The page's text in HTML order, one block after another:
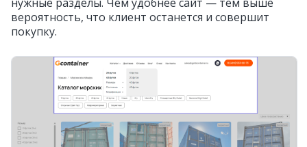
вероятность, что клиент останется и совершит
покупку.